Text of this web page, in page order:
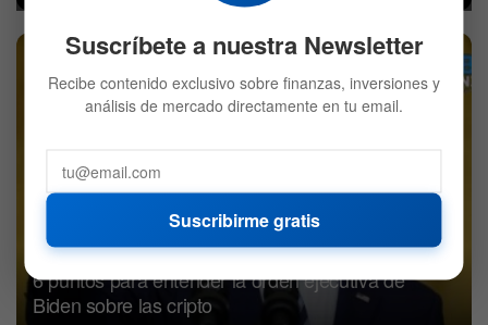
CRIPTO
6 puntos para entender la orden ejecutiva de
Biden sobre las cripto
Suscríbete a nuestra Newsletter
Recibe contenido exclusivo sobre finanzas, inversiones y
análisis de mercado directamente en tu email.
Suscribirme gratis